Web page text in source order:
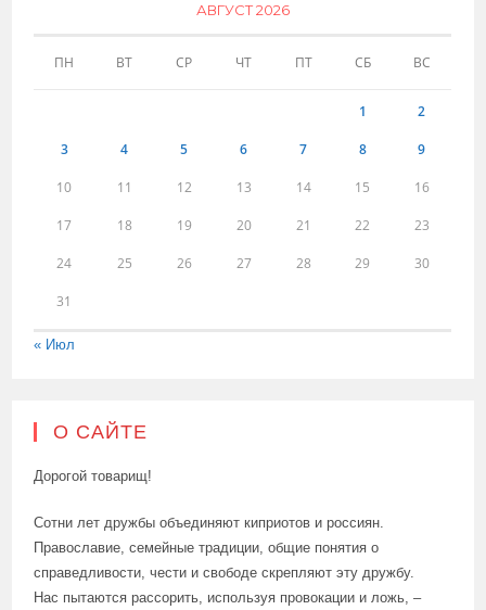
АВГУСТ 2026
ПН ВТ СР ЧТ ПТ СБ ВС
1 2
3 4 5 6 7 8 9
10 11 12 13 14 15 16
17 18 19 20 21 22 23
24 25 26 27 28 29 30
31
« Июл
О САЙТЕ
Дорогой товарищ!
Сотни лет дружбы объединяют киприотов и россиян.
Православие, семейные традиции, общие понятия о
справедливости, чести и свободе скрепляют эту дружбу.
Нас пытаются рассорить, используя провокации и ложь, –